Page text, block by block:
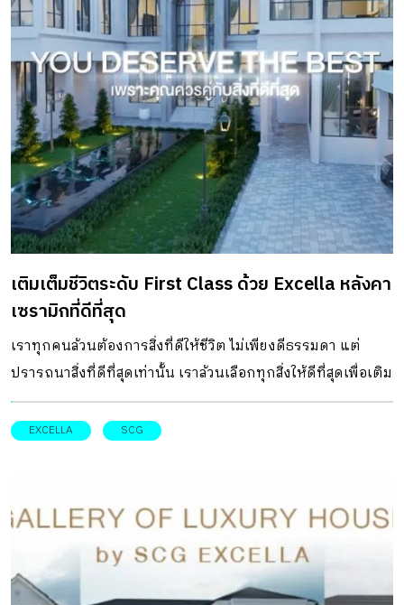
เติมเต็มชีวิตระดับ First Class ด้วย Excella หลังคา
เซรามิกที่ดีที่สุด
เราทุกคนล้วนต้องการสิ่งที่ดีให้ชีวิต ไม่เพียงดีธรรมดา แต่
ปรารถนาสิ่งที่ดีที่สุดเท่านั้น เราล้วนเลือกทุกสิ่งให้ดีที่สุดเพื่อเติม
เต็มชีวิตระดับ First Class และเพื่อย้ำเตือนว่าชีวิตต้องคู่ควรกับ
สิ่งที่ดีที่สุดเสมอ ต้อง First Class เพราะคุณคู่ควรกับสิ่งที่ดีที่สุด
ต้องเลือกที่นั่งแบบ First Class เท่านั้น อยากดื่มด่ำอาหารสักมื้อ
ก็ต้องรสชาตินุ่มลิ้นและพรีเมียมที่สุด การนอนหลับที่ดีที่สุดจะ
เกิดขึ้นได้ก็ตต้องลือกสรรที่นอนที่ดีที่สุดเพื่อตอบความต้องการ
ของเรา เพราะเรารู้ว่าเราคู่ควรกับสิ่งที่ดีที่สุด เราจึงต้อง
EXCELLA SCG